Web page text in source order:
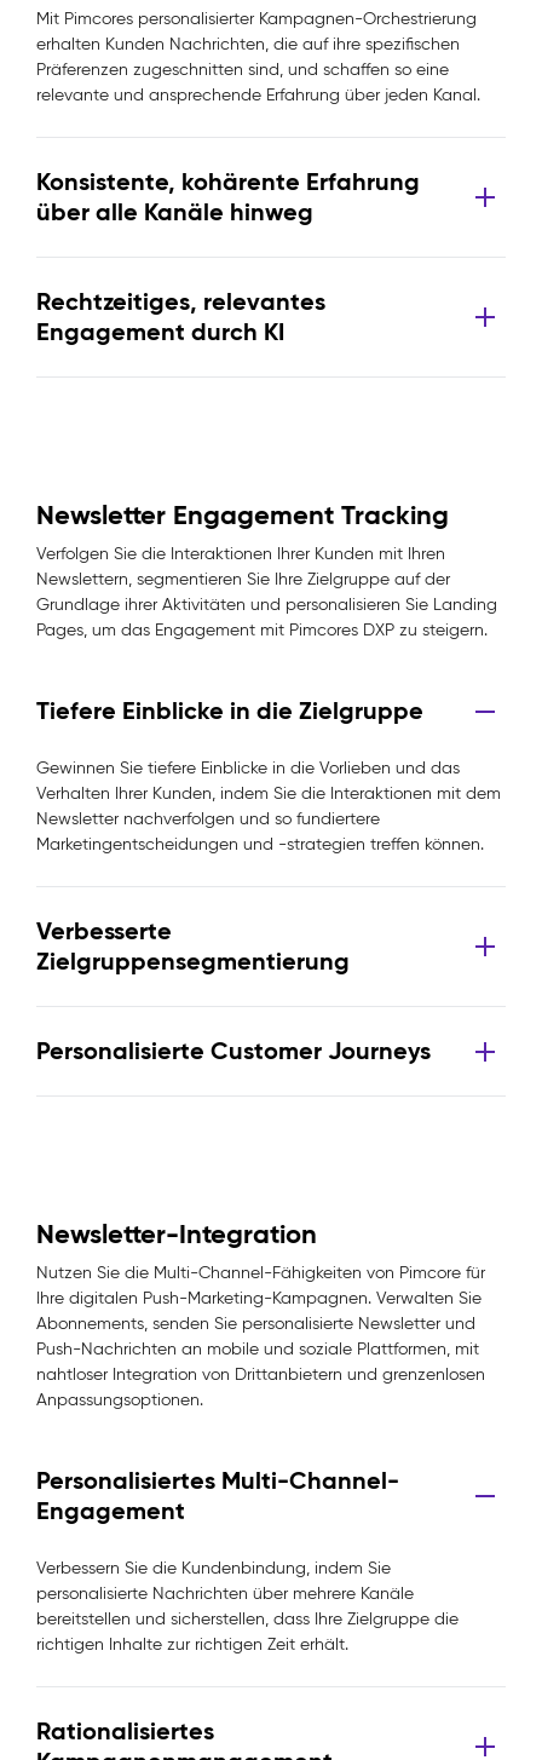
Mit Pimcores personalisierter Kampagnen-Orchestrierung
erhalten Kunden Nachrichten, die auf ihre spezifischen
Präferenzen zugeschnitten sind, und schaffen so eine
relevante und ansprechende Erfahrung über jeden Kanal.
Konsistente, kohärente Erfahrung
über alle Kanäle hinweg
Rechtzeitiges, relevantes
Engagement durch KI
Newsletter Engagement Tracking
Verfolgen Sie die Interaktionen Ihrer Kunden mit Ihren
Newslettern, segmentieren Sie Ihre Zielgruppe auf der
Grundlage ihrer Aktivitäten und personalisieren Sie Landing
Pages, um das Engagement mit Pimcores DXP zu steigern.
Tiefere Einblicke in die Zielgruppe
Gewinnen Sie tiefere Einblicke in die Vorlieben und das
Verhalten Ihrer Kunden, indem Sie die Interaktionen mit dem
Newsletter nachverfolgen und so fundiertere
Marketingentscheidungen und -strategien treffen können.
Verbesserte
Zielgruppensegmentierung
Personalisierte Customer Journeys
Newsletter-Integration
Nutzen Sie die Multi-Channel-Fähigkeiten von Pimcore für
Ihre digitalen Push-Marketing-Kampagnen. Verwalten Sie
Abonnements, senden Sie personalisierte Newsletter und
Push-Nachrichten an mobile und soziale Plattformen, mit
nahtloser Integration von Drittanbietern und grenzenlosen
Anpassungsoptionen.
Personalisiertes Multi-Channel-
Engagement
Verbessern Sie die Kundenbindung, indem Sie
personalisierte Nachrichten über mehrere Kanäle
bereitstellen und sicherstellen, dass Ihre Zielgruppe die
richtigen Inhalte zur richtigen Zeit erhält.
Rationalisiertes